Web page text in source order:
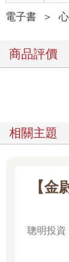
電子書 ＞
商品評價
相關主題
【金
聰明投資